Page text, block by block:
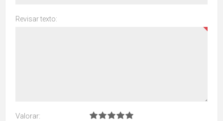
Revisar texto:
Valorar: